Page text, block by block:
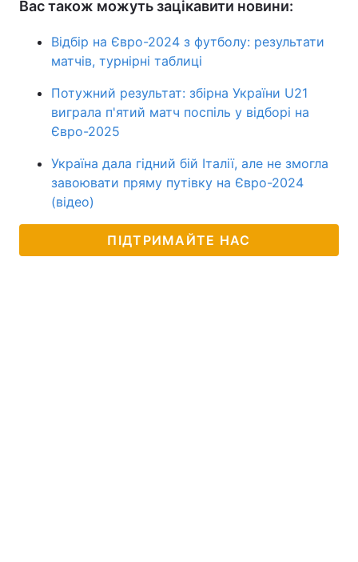
Вас також можуть зацікавити новини:
Відбір на Євро-2024 з футболу: результати
матчів, турнірні таблиці
Потужний результат: збірна України U21
виграла п'ятий матч поспіль у відборі на
Євро-2025
Україна дала гідний бій Італії, але не змогла
завоювати пряму путівку на Євро-2024
(відео)
ПІДТРИМАЙТЕ НАС